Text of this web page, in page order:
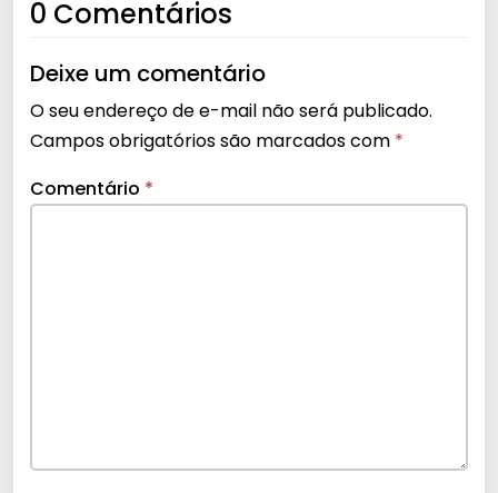
0 Comentários
Deixe um comentário
O seu endereço de e-mail não será publicado.
Campos obrigatórios são marcados com *
Comentário *